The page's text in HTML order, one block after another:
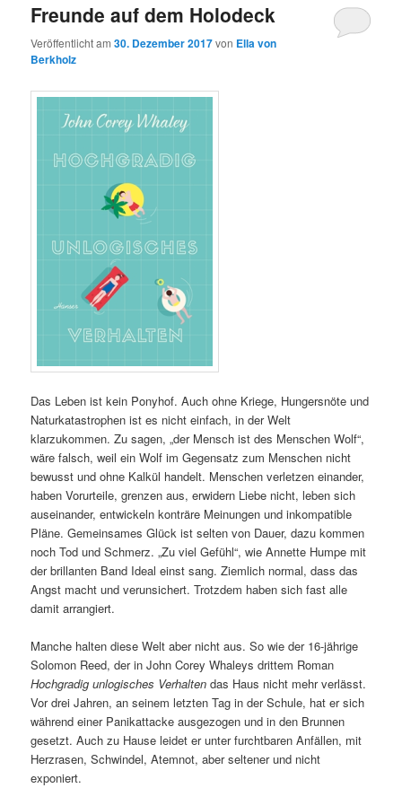
Freunde auf dem Holodeck
Veröffentlicht am30. Dezember 2017von Ella von
Berkholz
Das Leben ist kein Ponyhof. Auch ohne Kriege, Hungersnöte und
Naturkatastrophen ist es nicht einfach, in der Welt
klarzukommen. Zu sagen, „der Mensch ist des Menschen Wolf“,
wäre falsch, weil ein Wolf im Gegensatz zum Menschen nicht
bewusst und ohne Kalkül handelt. Menschen verletzen einander,
haben Vorurteile, grenzen aus, erwidern Liebe nicht, leben sich
auseinander, entwickeln konträre Meinungen und inkompatible
Pläne. Gemeinsames Glück ist selten von Dauer, dazu kommen
noch Tod und Schmerz. „Zu viel Gefühl“, wie Annette Humpe mit
der brillanten Band Ideal einst sang. Ziemlich normal, dass das
Angst macht und verunsichert. Trotzdem haben sich fast alle
damit arrangiert.
Manche halten diese Welt aber nicht aus. So wie der 16-jährige
Solomon Reed, der in John Corey Whaleys drittem Roman
Hochgradig unlogisches Verhalten das Haus nicht mehr verlässt.
Vor drei Jahren, an seinem letzten Tag in der Schule, hat er sich
während einer Panikattacke ausgezogen und in den Brunnen
gesetzt. Auch zu Hause leidet er unter furchtbaren Anfällen, mit
Herzrasen, Schwindel, Atemnot, aber seltener und nicht
exponiert.